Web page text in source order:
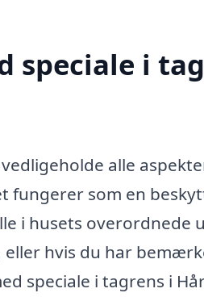
speciale i
alle
fungerer som en
i husets overordnede
hvis du har
speciale i tagrens i